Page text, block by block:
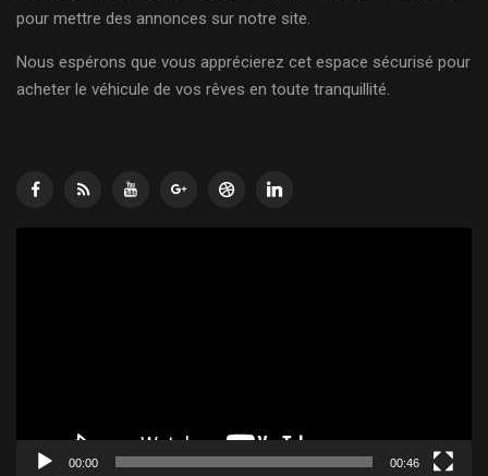
pour mettre des annonces sur notre site.
Nous espérons que vous apprécierez cet espace sécurisé pour
acheter le véhicule de vos rêves en toute tranquillité.
00:00 00:46